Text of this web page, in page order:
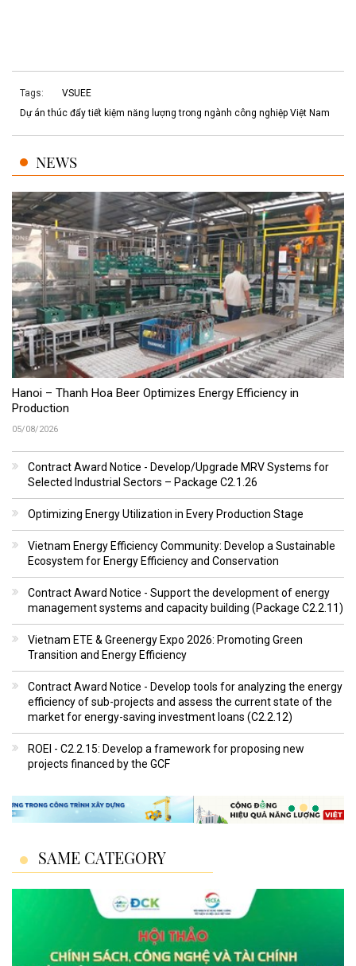
Tags:
VSUEE
Dự án thúc đẩy tiết kiệm năng lượng trong ngành công nghiệp Việt Nam
NEWS
Hanoi – Thanh Hoa Beer Optimizes Energy Efficiency in
Production
05/08/2026
Contract Award Notice - Develop/Upgrade MRV Systems for
Selected Industrial Sectors – Package C2.1.26
Optimizing Energy Utilization in Every Production Stage
Vietnam Energy Efficiency Community: Develop a Sustainable
Ecosystem for Energy Efficiency and Conservation
Contract Award Notice - Support the development of energy
management systems and capacity building (Package C2.2.11)
Vietnam ETE & Greenergy Expo 2026: Promoting Green
Transition and Energy Efficiency
Contract Award Notice - Develop tools for analyzing the energy
efficiency of sub-projects and assess the current state of the
market for energy-saving investment loans (C2.2.12)
ROEI - C2.2.15: Develop a framework for proposing new
projects financed by the GCF
SAME CATEGORY